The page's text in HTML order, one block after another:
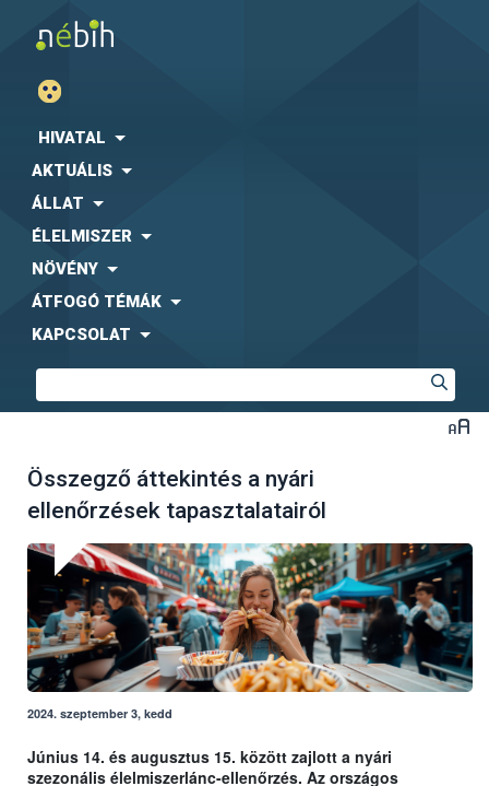
HIVATAL
AKTUÁLIS
ÁLLAT
ÉLELMISZER
NÖVÉNY
ÁTFOGÓ TÉMÁK
KAPCSOLAT
Összegző áttekintés a nyári
ellenőrzések tapasztalatairól
2024. szeptember 3, kedd
Június 14. és augusztus 15. között zajlott a nyári
szezonális élelmiszerlánc-ellenőrzés. Az országos